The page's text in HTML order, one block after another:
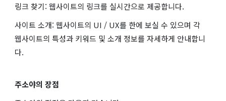
링크 찾기: 웹사이트의 링크를 실시간으로 제공합니다.
사이트 소개: 웹사이트의 UI / UX를 한에 보실 수 있으며 각
웹사이트의 특성과 키워드 및 소개 정보를 자세하게 안내합니
다.
주소야의 장점